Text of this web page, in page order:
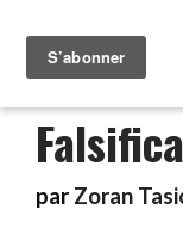
par Zoran